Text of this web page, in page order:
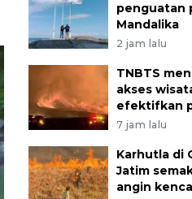
penguatan
Mandalika
2 jam lalu
TNBTS
akses
efektifkan
7 jam lalu
Karhutla di
Jatim
angin